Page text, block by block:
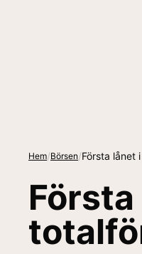
Hem/Börsen/Första lånet